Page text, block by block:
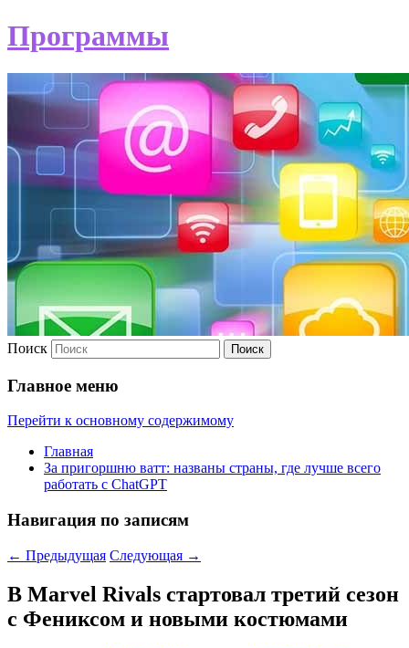
Программы
Поиск
Главное меню
Перейти к основному содержимому
Главная
За пригоршню ватт: названы страны, где лучше всего
работать с ChatGPT
Навигация по записям
← Предыдущая Следующая →
В Marvel Rivals стартовал третий сезон
с Фениксом и новыми костюмами